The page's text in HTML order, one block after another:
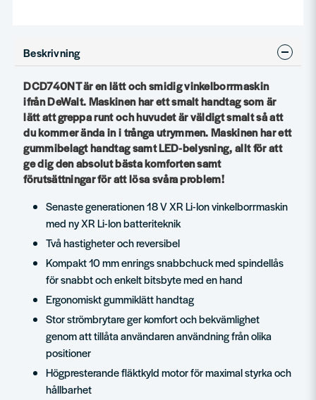
Beskrivning
DCD740NT är en lätt och smidig vinkelborrmaskin
ifrån DeWalt. Maskinen har ett smalt handtag som är
lätt att greppa runt och huvudet är väldigt smalt så att
du kommer ända in i trånga utrymmen. Maskinen har ett
gummibelagt handtag samt LED-belysning, allt för att
ge dig den absolut bästa komforten samt
förutsättningar för att lösa svåra problem!
Senaste generationen 18 V XR Li-Ion vinkelborrmaskin
med ny XR Li-Ion batteriteknik
Två hastigheter och reversibel
Kompakt 10 mm enrings snabbchuck med spindellås
för snabbt och enkelt bitsbyte med en hand
Ergonomiskt gummiklätt handtag
Stor strömbrytare ger komfort och bekvämlighet
genom att tillåta användaren användning från olika
positioner
Högpresterande fläktkyld motor för maximal styrka och
hållbarhet